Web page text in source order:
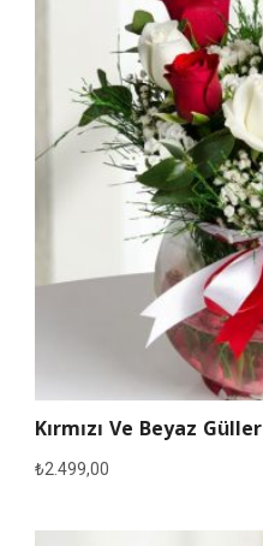
Kırmızı Ve Beyaz Güller
₺2.499,00